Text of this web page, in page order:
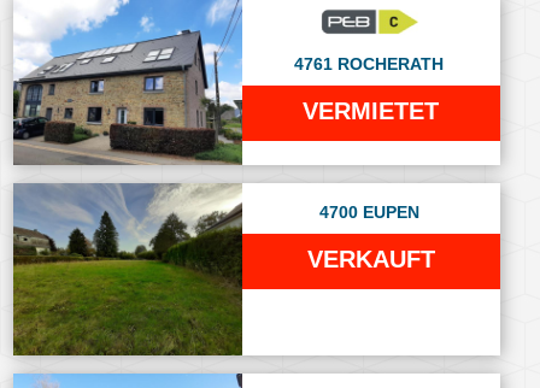
4761 ROCHERATH
VERMIETET
4700 EUPEN
VERKAUFT